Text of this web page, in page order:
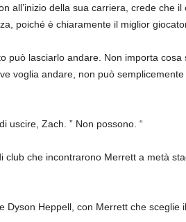
all’inizio della sua carriera, crede che il
poiché è chiaramente il miglior
può lasciarlo andare. Non importa cosa
voglia andare, non può semplicemente
uscire, Zach. ” Non possono. “
club che incontrarono Merrett a metà
Dyson Heppell, con Merrett che sceglie